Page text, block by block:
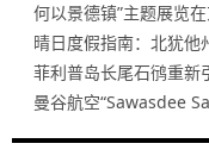
何以景德镇”主题展览
晴日度假指南：北犹他
菲利普岛长尾石鸻重新
曼谷航空“Sawasdee